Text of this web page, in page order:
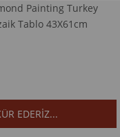
Painting Turkey
Tablo 43X61cm
EDERİZ...